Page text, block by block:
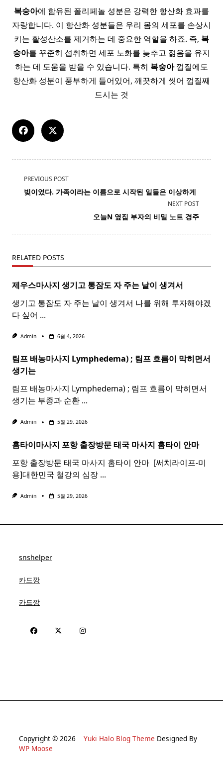
복숭아에 함유된 폴리페놀 성분은 강력한 항산화 효과를
자랑합니다. 이 항산화 성분들은 우리 몸의 세포를 손상시
키는 활성산소를 제거하는 데 중요한 역할을 하죠. 즉, 복
숭아를 꾸준히 섭취하면 세포 노화를 늦추고 젊음을 유지
하는 데 도움을 받을 수 있습니다. 특히 복숭아껍질에도
항산화 성분이 풍부하게 들어있어, 깨끗하게 씻어 껍질째
드시는 것
<span
class="nav-
text">Page</span>
PREVIOUS POST
빚이었다. 가족이라는 이름으로 시작된 일들은 이상하게
NEXT POST
오늘N 옆집 부자의 비밀 노트 경주
RELATED POSTS
제우스마사지 생기고 통잠도 자 주는 날이 생겨서
생기고 통잠도 자 주는 날이 생겨서 나를 위해 투자해야겠
다 싶어 ...
Admin 6월 4, 2026
림프 배농마사지 Lymphedema) ; 림프 흐름이 막히면서
생기는
림프 배농마사지 Lymphedema) ; 림프 흐름이 막히면서
생기는 부종과 순환 ...
Admin 5월 29, 2026
홈타이마사지 포항 출장방문 태국 마사지 홈타이 안마​
포항 출장방문 태국 마사지 홈타이 안마​ ​ [써치라이프-미
용]대한민국 철강의 심장 ...
Admin 5월 29, 2026
snshelper
카드깡
카드깡
Copyright © 2026 Yuki Halo Blog Theme Designed By
WP Moose